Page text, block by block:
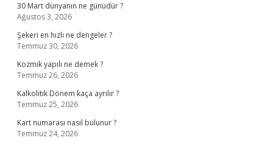
30 Mart dünyanın ne günüdür ?
Ağustos 3, 2026
Şekeri en hızlı ne dengeler ?
Temmuz 30, 2026
Kozmik yapılı ne demek ?
Temmuz 26, 2026
Kalkolitik Dönem kaça ayrılır ?
Temmuz 25, 2026
Kart numarası nasıl bulunur ?
Temmuz 24, 2026